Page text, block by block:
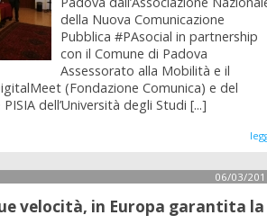
della Nuova Comunicazione
Pubblica #PAsocial in partnership
con il Comune di Padova
Assessorato alla Mobilità e il
(Fondazione Comunica) e del
dell’Università degli Studi [...]
06/03/
velocità, in Europa garantita la